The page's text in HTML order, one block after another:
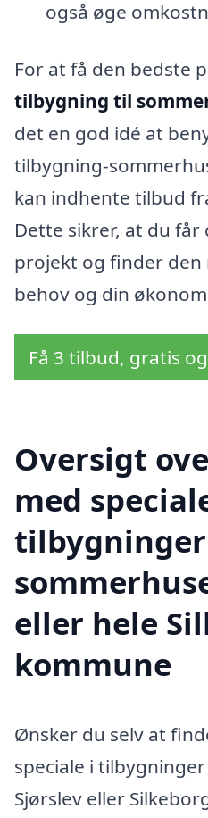
også øge
For at få den bedste
tilbygning til
det en god idé at
tilbygning-
kan indhente tilbud
Dette sikrer, at du
projekt og finder
behov og din
Få 3 tilbud, gratis
Oversigt
med
eller hele
kommune
Ønsker du selv at
speciale i
Sjørslev eller